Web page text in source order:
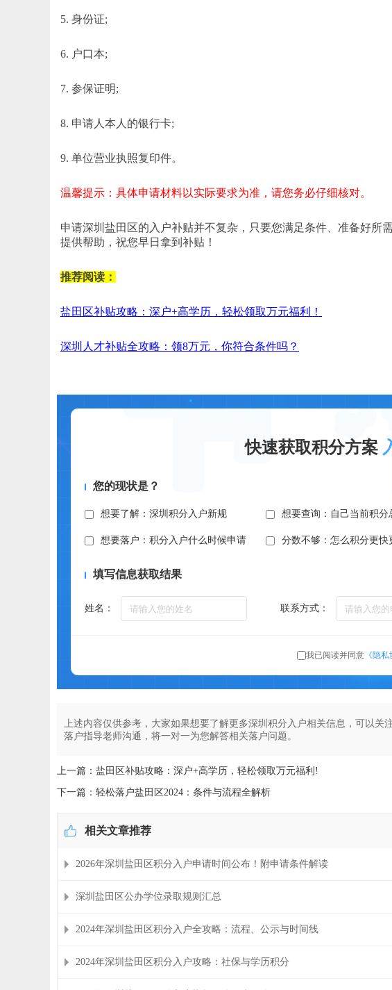
5. 身份证;
6. 户口本;
7. 参保证明;
8. 申请人本人的银行卡;
9. 单位营业执照复印件。
温馨提示：具体申请材料以实际要求为准，请您务必仔细核对。
申请深圳盐田区的入户补贴并不复杂，只要您满足条件、准备好所
提供帮助，祝您早日拿到补贴！
推荐阅读：
盐田区补贴攻略：深户+高学历，轻松领取万元福利！
深圳人才补贴全攻略：领8万元，你符合条件吗？
快速获取积分方案
您的现状是？
想要了解：深圳积分入户新规 想要查询：自己当前积分
想要落户：积分入户什么时候申请 分数不够：怎么积分更快
填写信息获取结果
姓名： 联系方式：
我已阅读并同意《隐私
上述内容仅供参考，大家如果想要了解更多深圳积分入户相关信息，可以关
落户指导老师沟通，将一对一为您解答相关落户问题。
上一篇：盐田区补贴攻略：深户+高学历，轻松领取万元福利!
下一篇：轻松落户盐田区2024：条件与流程全解析
相关文章推荐
2026年深圳盐田区积分入户申请时间公布！附申请条件解读
深圳盐田区公办学位录取规则汇总
2024年深圳盐田区积分入户全攻略：流程、公示与时间线
2024年深圳盐田区积分入户攻略：社保与学历积分